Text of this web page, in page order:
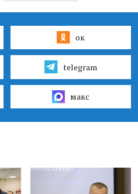
ок
telegram
макс